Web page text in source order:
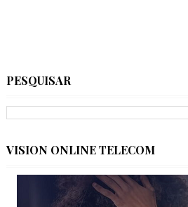
PESQUISAR
VISION ONLINE TELECOM